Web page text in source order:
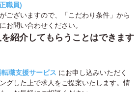
職員)
ございますので、「こだわり条件」から
お問い合わせください。
紹介してもらうことはできます
職支援サービス にお申し込みいただく
グした上で求人をご提案いたします。情